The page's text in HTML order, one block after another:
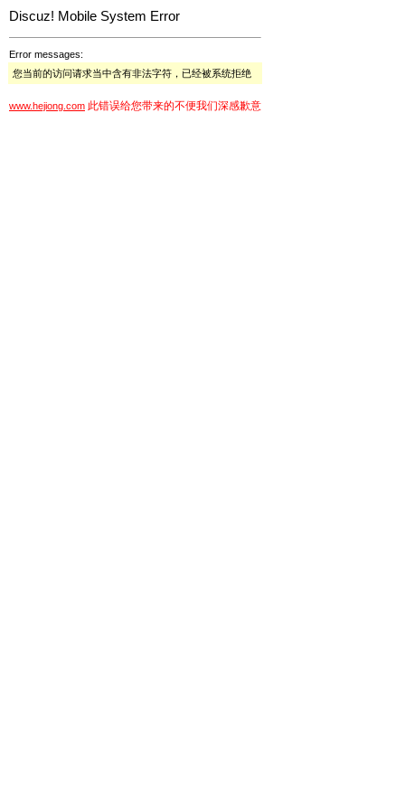
Discuz! Mobile System Error
Error messages:
您当前的访问请求当中含有非法字符，已经被系统拒绝
www.hejiong.com 此错误给您带来的不便我们深感歉意